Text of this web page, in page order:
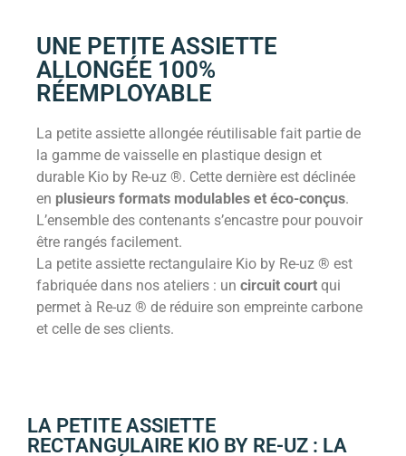
UNE PETITE ASSIETTE
ALLONGÉE 100%
RÉEMPLOYABLE
La petite assiette allongée réutilisable fait partie de
la gamme de vaisselle en plastique design et
durable Kio by Re-uz ®. Cette dernière est déclinée
en plusieurs formats modulables et éco-conçus.
L’ensemble des contenants s’encastre pour pouvoir
être rangés facilement.
La petite assiette rectangulaire Kio by Re-uz ® est
fabriquée dans nos ateliers : un circuit court qui
permet à Re-uz ® de réduire son empreinte carbone
et celle de ses clients.
LA PETITE ASSIETTE
RECTANGULAIRE KIO BY RE-UZ : LA